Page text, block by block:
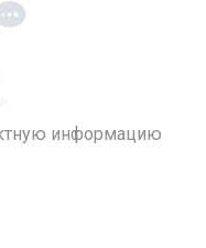
информацию